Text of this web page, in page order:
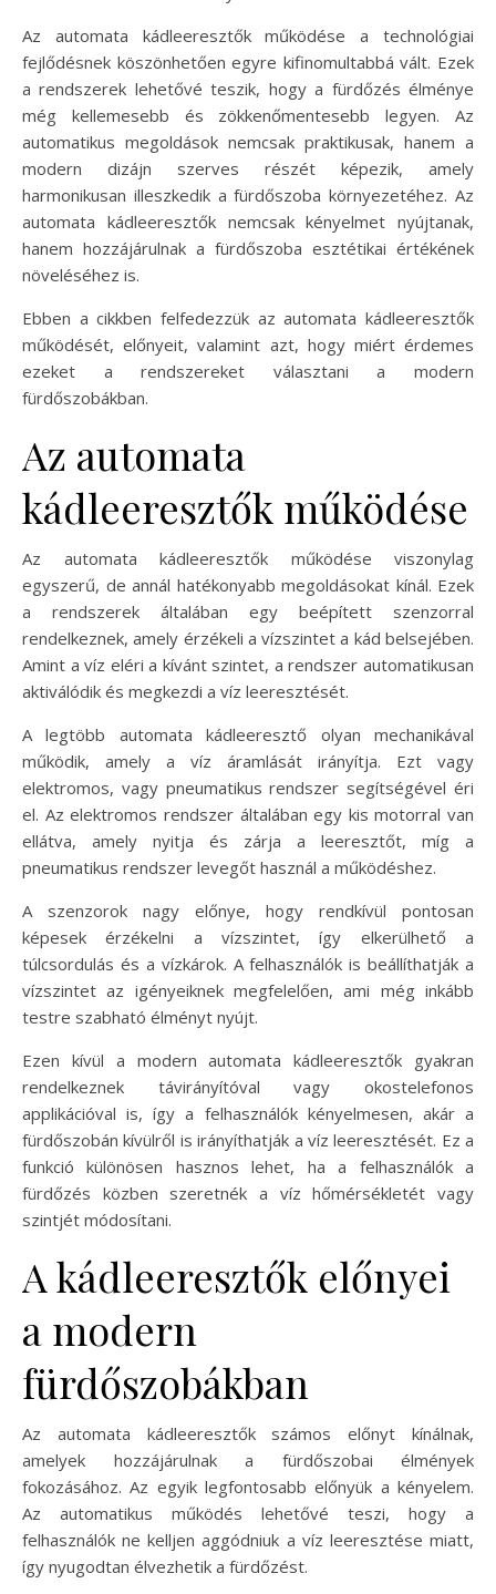
Az automata kádleeresztők működése a technológiai
fejlődésnek köszönhetően egyre kifinomultabbá vált. Ezek
a rendszerek lehetővé teszik, hogy a fürdőzés élménye
még kellemesebb és zökkenőmentesebb legyen. Az
automatikus megoldások nemcsak praktikusak, hanem a
modern dizájn szerves részét képezik, amely
harmonikusan illeszkedik a fürdőszoba környezetéhez. Az
automata kádleeresztők nemcsak kényelmet nyújtanak,
hanem hozzájárulnak a fürdőszoba esztétikai értékének
növeléséhez is.
Ebben a cikkben felfedezzük az automata kádleeresztők
működését, előnyeit, valamint azt, hogy miért érdemes
ezeket a rendszereket választani a modern
fürdőszobákban.
Az automata
kádleeresztők működése
Az automata kádleeresztők működése viszonylag
egyszerű, de annál hatékonyabb megoldásokat kínál. Ezek
a rendszerek általában egy beépített szenzorral
rendelkeznek, amely érzékeli a vízszintet a kád belsejében.
Amint a víz eléri a kívánt szintet, a rendszer automatikusan
aktiválódik és megkezdi a víz leeresztését.
A legtöbb automata kádleeresztő olyan mechanikával
működik, amely a víz áramlását irányítja. Ezt vagy
elektromos, vagy pneumatikus rendszer segítségével éri
el. Az elektromos rendszer általában egy kis motorral van
ellátva, amely nyitja és zárja a leeresztőt, míg a
pneumatikus rendszer levegőt használ a működéshez.
A szenzorok nagy előnye, hogy rendkívül pontosan
képesek érzékelni a vízszintet, így elkerülhető a
túlcsordulás és a vízkárok. A felhasználók is beállíthatják a
vízszintet az igényeiknek megfelelően, ami még inkább
testre szabható élményt nyújt.
Ezen kívül a modern automata kádleeresztők gyakran
rendelkeznek távirányítóval vagy okostelefonos
applikációval is, így a felhasználók kényelmesen, akár a
fürdőszobán kívülről is irányíthatják a víz leeresztését. Ez a
funkció különösen hasznos lehet, ha a felhasználók a
fürdőzés közben szeretnék a víz hőmérsékletét vagy
szintjét módosítani.
A kádleeresztők előnyei
a modern
fürdőszobákban
Az automata kádleeresztők számos előnyt kínálnak,
amelyek hozzájárulnak a fürdőszobai élmények
fokozásához. Az egyik legfontosabb előnyük a kényelem.
Az automatikus működés lehetővé teszi, hogy a
felhasználók ne kelljen aggódniuk a víz leeresztése miatt,
így nyugodtan élvezhetik a fürdőzést.